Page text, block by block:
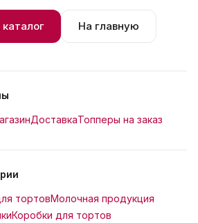
На главную
ДоставкаТопперы на заказ
тортовМолочная продукция
Коробки для тортов